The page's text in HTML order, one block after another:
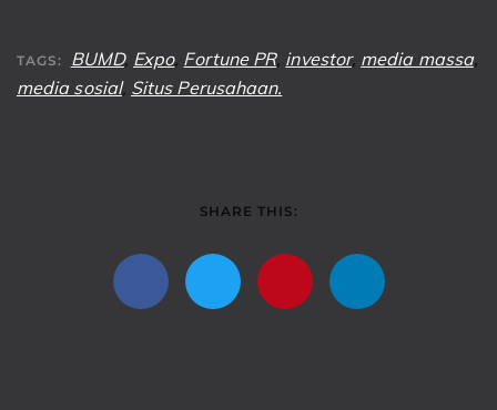
TAGS: BUMD, Expo, Fortune PR, investor, media massa,
media sosial, Situs Perusahaan.
SHARE THIS: